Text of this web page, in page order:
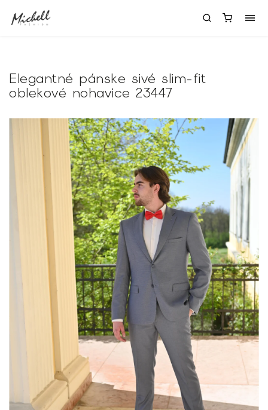
Elegantné pánske sivé slim-fit
oblekové nohavice 23447